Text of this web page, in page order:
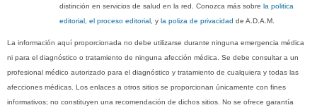
distinción en servicios de salud en la red. Conozca más sobrela politica
editorial, el proceso editorial , yla poliza de privacidad de A.D.A.M.
La información aquí proporcionada no debe utilizarse durante ninguna emergencia médica
ni para el diagnóstico o tratamiento de ninguna afección médica. Se debe consultar a un
profesional médico autorizado para el diagnóstico y tratamiento de cualquiera y todas las
afecciones médicas. Los enlaces a otros sitios se proporcionan únicamente con fines
informativos; no constituyen una recomendación de dichos sitios. No se ofrece garantía